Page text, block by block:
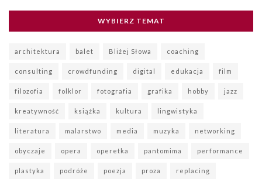
WYBIERZ TEMAT
architektura balet Bliżej Słowa coaching
consulting crowdfunding digital edukacja film
filozofia folklor fotografia grafika hobby jazz
kreatywność książka kultura lingwistyka
literatura malarstwo media muzyka networking
obyczaje opera operetka pantomima performance
plastyka podróże poezja proza replacing